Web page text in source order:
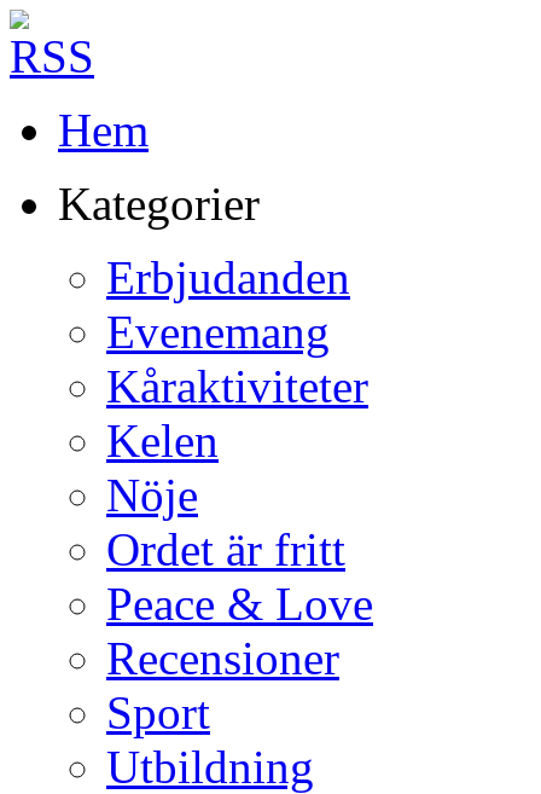
Hem
Kategorier
Erbjudanden
Evenemang
Kåraktiviteter
Kelen
Nöje
Ordet är fritt
Peace & Love
Recensioner
Sport
Utbildning